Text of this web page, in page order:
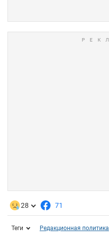
28 71
Теги Редакционная политика